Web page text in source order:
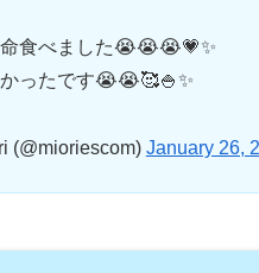
食べました😭😭😭💗✨
ったです😭😭🥰🍚✨️
(@mioriescom) January 26,